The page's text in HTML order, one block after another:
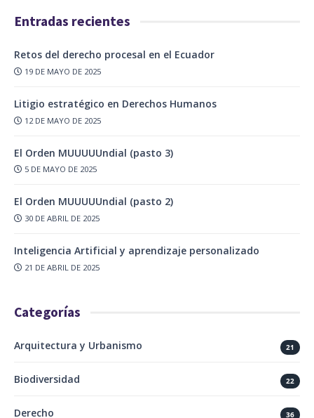
Entradas recientes
Retos del derecho procesal en el Ecuador
19 DE MAYO DE 2025
Litigio estratégico en Derechos Humanos
12 DE MAYO DE 2025
El Orden MUUUUUndial (pasto 3)
5 DE MAYO DE 2025
El Orden MUUUUUndial (pasto 2)
30 DE ABRIL DE 2025
Inteligencia Artificial y aprendizaje personalizado
21 DE ABRIL DE 2025
Categorías
Arquitectura y Urbanismo 21
Biodiversidad 22
Derecho 36